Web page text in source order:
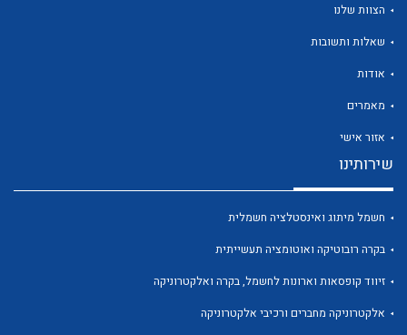
לכל מוצרי היצרן
לכל מוצרי היצרן
הצוות שלנו
שאלות ותשובות
אודות
מאמרים
אזור אישי
שירותינו
חשמל מיתוג ואינסטלציה חשמלית
בקרה רובוטיקה ואוטומציה תעשייתית
זיווד קופסאות וארונות לחשמל, בקרה ואלקטרוניקה
אלקטרוניקה מחברים ורכיבי אלקטרוניקה